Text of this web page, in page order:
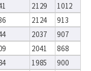
2129
1012
2124
913
2037
907
2041
868
1985
900